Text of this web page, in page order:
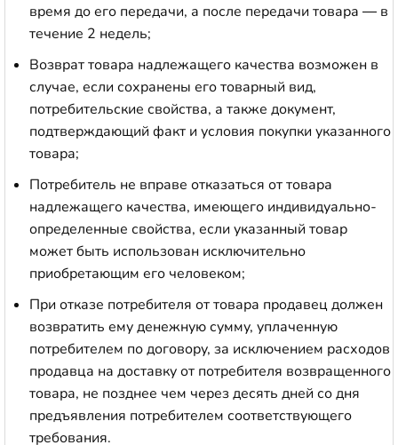
время до его передачи, а после передачи товара — в
течение 2 недель;
Возврат товара надлежащего качества возможен в
случае, если сохранены его товарный вид,
потребительские свойства, а также документ,
подтверждающий факт и условия покупки указанного
товара;
Потребитель не вправе отказаться от товара
надлежащего качества, имеющего индивидуально-
определенные свойства, если указанный товар
может быть использован исключительно
приобретающим его человеком;
При отказе потребителя от товара продавец должен
возвратить ему денежную сумму, уплаченную
потребителем по договору, за исключением расходов
продавца на доставку от потребителя возвращенного
товара, не позднее чем через десять дней со дня
предъявления потребителем соответствующего
требования.